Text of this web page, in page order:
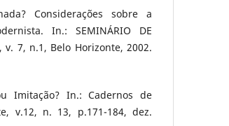
Considerações sobre a
In.: SEMINÁRIO DE
v. 7, n.1, Belo Horizonte, 2002.
Imitação? In.: Cadernos de
v.12, n. 13, p.171-184, dez.